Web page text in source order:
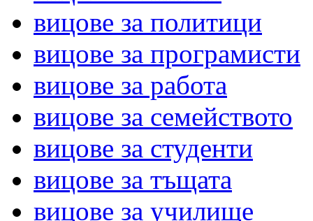
вицове за политици
вицове за програмисти
вицове за работа
вицове за семейството
вицове за студенти
вицове за тъщата
вицове за училище